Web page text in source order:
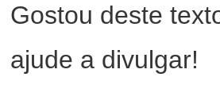
Gostou deste
ajude a divulgar!